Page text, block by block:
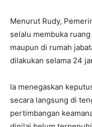
Menurut Rudy,
selalu membuka
maupun di rumah
dilakukan selama 24
Ia menegaskan
secara langsung di
pertimbangan